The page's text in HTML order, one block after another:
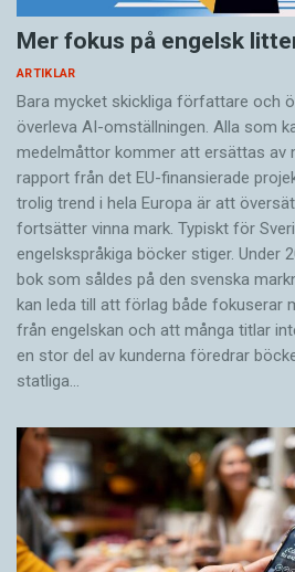
Mer fokus på engelsk
ARTIKLAR
Bara mycket skickliga författare och
överleva AI-omställningen. Alla som
medelmåttor kommer att ersättas av
rapport från det EU-finansierade
trolig trend i hela Europa är att
fortsätter vinna mark. Typiskt för
engelskspråkiga böcker stiger. Under
bok som såldes på den svenska
kan leda till att förlag både fokuserar
från engelskan och att många titlar
en stor del av kunderna föredrar
statliga…